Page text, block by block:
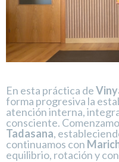
En esta práctica de
forma progresiva la
atención interna,
consciente.
Tadasana,
continuamos con
equilibrio, rotación y